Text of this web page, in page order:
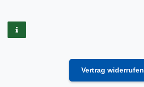
Vertrag widerrufen